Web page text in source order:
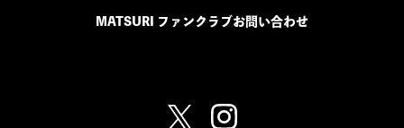
MATSURI ファンクラブ お問い合わせ